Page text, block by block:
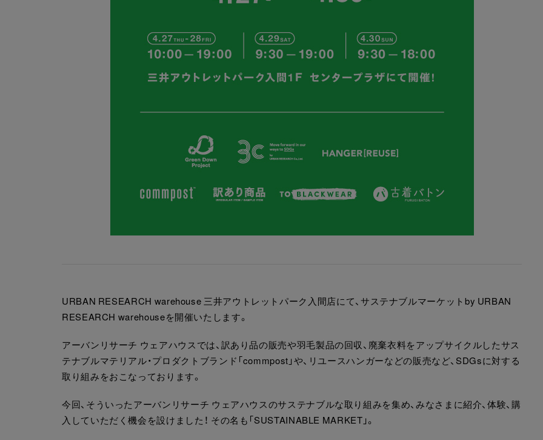
URBAN RESEARCH warehouse 三井アウトレットパーク入間店にて、サステナブルマーケットby URBAN
RESEARCH warehouseを開催いたします。
アーバンリサーチ ウェアハウスでは、訳あり品の販売や羽毛製品の回収、廃棄衣料をアップサイクルしたサス
テナブルマテリアル・プロダクトブランド「commpost」や、リユースハンガーなどの販売など、SDGsに対する
取り組みをおこなっております。
今回、そういったアーバンリサーチ ウェアハウスのサステナブルな取り組みを集め、みなさまに紹介、体験、購
入していただく機会を設けました！ その名も「SUSTAINABLE MARKET」。